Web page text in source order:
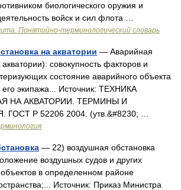
биологического оружия и
войск и сил флота …
Понятийно-терминологический словарь
на акватории — Аварийная
совокупность факторов и
состояние аварийного объекта
его экипажа... Источник: ТЕХНИКА
НА АКВАТОРИИ. ТЕРМИНЫ И
Р 52206 2004. (утв.&#8230; …
— 22) воздушная обстановка
воздушных судов и других
в определенном районе
Источник: Приказ Министра